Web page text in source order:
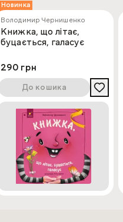
Новинка
Володимир Чернишенко
Книжка, що літає,
буцається, галасує
290 грн
До кошика